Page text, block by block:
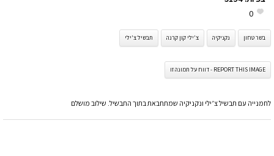
0
בשר טחון נקניקיה צ'ילי קון קרנה תבשיל צ'ילי
REPORT THIS IMAGE - דווח על תמונה זו
לחמנייה עם תבשיל צ’ילי ונקניקיה שמתחבאת בתוך התבשיל. שילוב מושלם